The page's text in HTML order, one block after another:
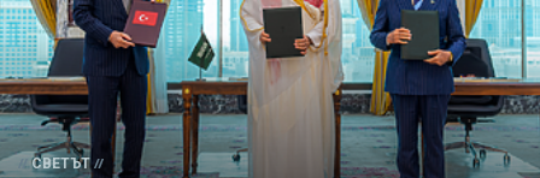
СВЕТЪТ